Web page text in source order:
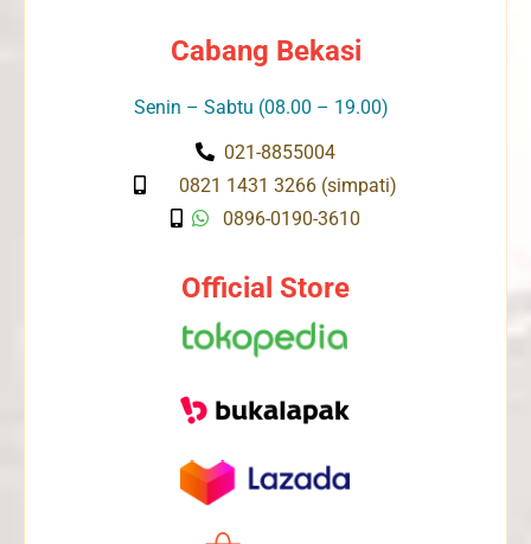
Cabang Bekasi
Senin – Sabtu (08.00 – 19.00)
021-8855004
0821 1431 3266 (simpati)
0896-0190-3610
Official Store